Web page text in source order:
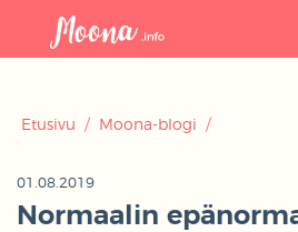
Etusivu / Moona-blogi /
01.08.2019
Normaalin